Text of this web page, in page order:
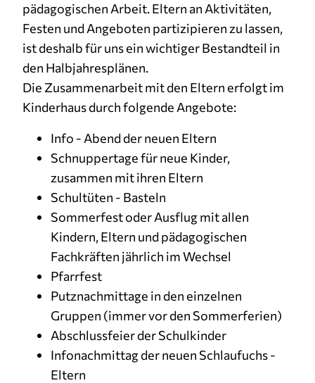
pädagogischen Arbeit. Eltern an Aktivitäten,
Festen und Angeboten partizipieren zu lassen,
ist deshalb für uns ein wichtiger Bestandteil in
den Halbjahresplänen.
Die Zusammenarbeit mit den Eltern erfolgt im
Kinderhaus durch folgende Angebote:
Info - Abend der neuen Eltern
Schnuppertage für neue Kinder,
zusammen mit ihren Eltern
Schultüten - Basteln
Sommerfest oder Ausflug mit allen
Kindern, Eltern und pädagogischen
Fachkräften jährlich im Wechsel
Pfarrfest
Putznachmittage in den einzelnen
Gruppen (immer vor den Sommerferien)
Abschlussfeier der Schulkinder
Infonachmittag der neuen Schlaufuchs -
Eltern